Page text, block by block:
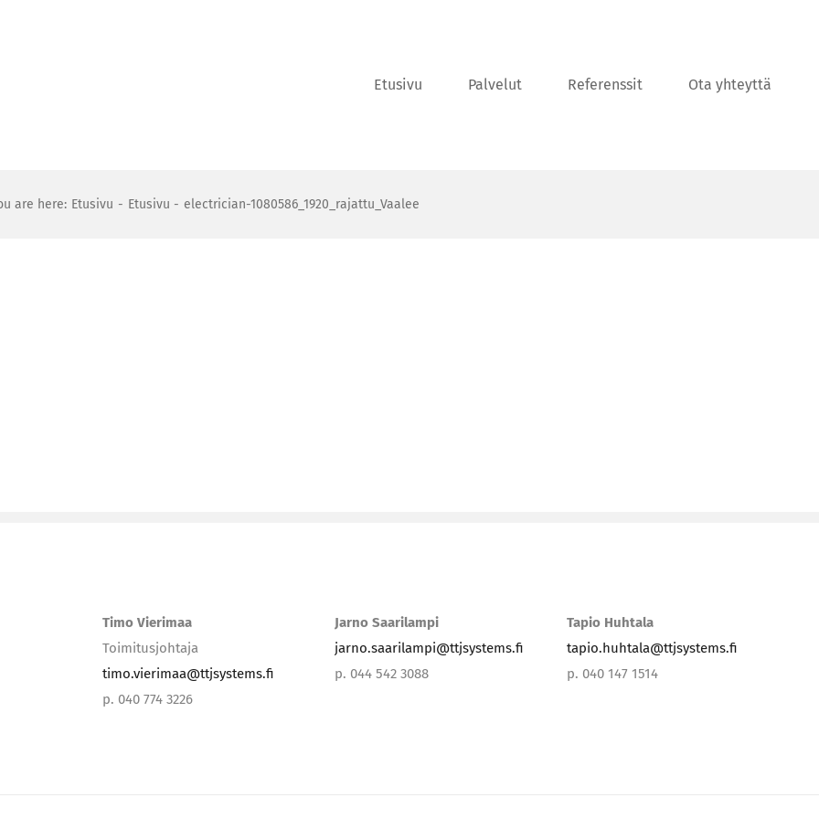
Etusivu Palvelut Referenssit Ota yhteyttä
are here: Etusivu Etusivu electrician-1080586_1920_rajattu_Vaalee
Timo Vierimaa
Toimitusjohtaja
timo.vierimaa@ttjsystems.fi
p. 040 774 3226
Jarno Saarilampi
jarno.saarilampi@ttjsystems.fi
p. 044 542 3088
Tapio Huhtala
tapio.huhtala@ttjsystems.fi
p. 040 147 1514